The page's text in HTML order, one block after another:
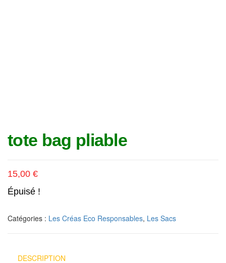
tote bag pliable
15,00 €
Épuisé !
Catégories : Les Créas Eco Responsables, Les Sacs
DESCRIPTION